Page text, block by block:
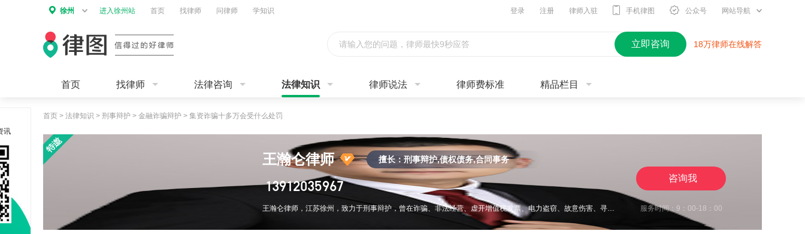
徐州 进入徐州站 首页 找律师 问律师 学知识 登录 注册 律师入驻 手机律图 公众号 网站导航
请输入您的问题，律师最快9秒应答 立即咨询 18万律师在线解答
首页 找律师 法律咨询 法律知识 律师说法 律师费标准 精品栏目
首页 > 法律知识 > 刑事辩护 > 金融诈骗辩护 > 集资诈骗十多万会受什么处罚
王瀚仑律师 擅长：刑事辩护,债权债务,合同事务
13912035967
王瀚仑律师，江苏徐州，致力于刑事辩护，曾在诈骗、非法经营、虚开增值税发票、电力盗窃、故意伤害、寻衅滋事、开设赌场、帮信等多类案件中取得良好辩护效果，有多起缓刑、不起诉成功案例，同时在合同纠纷、债权债务、婚姻家事、抚养权纠纷、执行异议纠纷等方面，具有丰富的办案经验，认真负责，帮助每一位当事人维护合法权益。 服务时间：9：00-18：00
咨询我
讯